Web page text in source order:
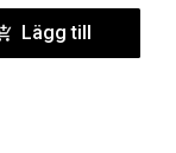
Lägg till